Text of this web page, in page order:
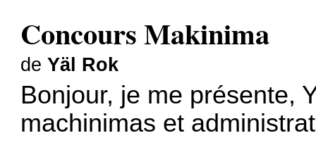
Concours Makinima
deYäl Rok
Bonjour, je me présente,
machinimas et